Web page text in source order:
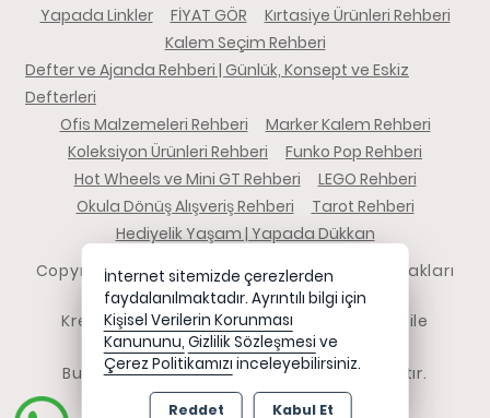
Yapada Linkler
FİYAT GÖR
Kırtasiye Ürünleri Rehberi
Kalem Seçim Rehberi
Defter ve Ajanda Rehberi | Günlük, Konsept ve Eskiz
Defterleri
Ofis Malzemeleri Rehberi
Marker Kalem Rehberi
Koleksiyon Ürünleri Rehberi
Funko Pop Rehberi
Hot Wheels ve Mini GT Rehberi
LEGO Rehberi
Okula Dönüş Alışveriş Rehberi
Tarot Rehberi
Hediyelik Yaşam | Yapada Dükkan
Copyright 2026 yapadadukkan.com - Tüm hakları
saklıdır.
Kredi kartı bilgileriniz 256bit SSL sertifikası ile
korunmaktadır.
Bu site AKINSOFT E-Ticaret ile hazırlanmıştır.
İnternet sitemizde çerezlerden
faydalanılmaktadır. Ayrıntılı bilgi için
Kişisel Verilerin Korunması
Kanununu, Gizlilik Sözleşmesi ve
Çerez Politikamızı inceleyebilirsiniz.
Reddet Kabul Et